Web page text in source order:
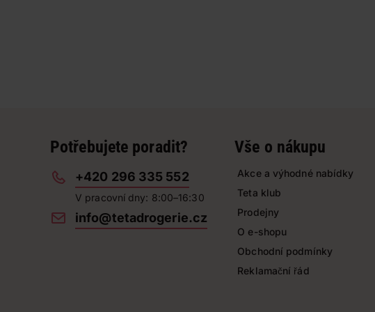
Potřebujete poradit?
+420 296 335 552
V pracovní dny: 8:00–16:30
info@tetadrogerie.cz
Vše o nákupu
Akce a výhodné nabídky
Teta klub
Prodejny
O e-shopu
Obchodní podmínky
Reklamační řád